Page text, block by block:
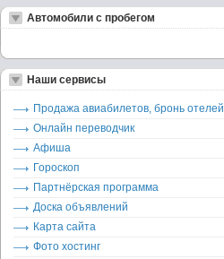
Автомобили с пробегом
Наши сервисы
Продажа авиабилетов, бронь отелей
Онлайн переводчик
Афиша
Гороскоп
Партнёрская программа
Доска объявлений
Карта сайта
Фото хостинг